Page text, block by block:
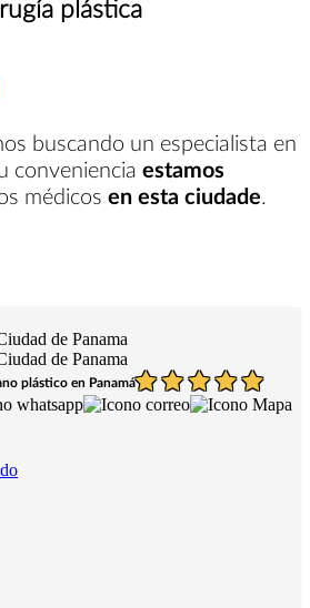
plástica
buscando un especialista en
conveniencia estamos
médicos en esta ciudade.
plástico en Panamá